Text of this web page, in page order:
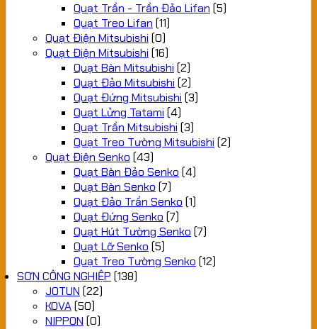
Quạt Trần - Trần Đảo Lifan (5)
Quạt Treo Lifan (11)
Quạt Điện Mitsubishi (0)
Quạt Điện Mitsubishi (16)
Quạt Bàn Mitsubishi (2)
Quạt Đảo Mitsubishi (2)
Quạt Đứng Mitsubishi (3)
Quạt Lửng Tatami (4)
Quạt Trần Mitsubishi (3)
Quạt Treo Tường Mitsubishi (2)
Quạt Điện Senko (43)
Quạt Bàn Đảo Senko (4)
Quạt Bàn Senko (7)
Quạt Đảo Trần Senko (1)
Quạt Đứng Senko (7)
Quạt Hút Tường Senko (7)
Quạt Lỡ Senko (5)
Quạt Treo Tường Senko (12)
SƠN CÔNG NGHIỆP (138)
JOTUN (22)
KOVA(50)
NIPPON (0)